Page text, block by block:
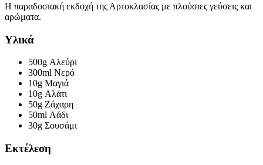
Η παραδοσιακή εκδοχή της Αρτοκλασίας με πλούσιες γεύσεις και
αρώματα.
Υλικά
500g Αλεύρι
300ml Νερό
10g Μαγιά
10g Αλάτι
50g Ζάχαρη
50ml Λάδι
30g Σουσάμι
Εκτέλεση